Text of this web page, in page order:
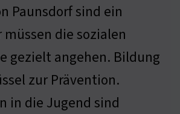
Paunsdorf sind ein
müssen die sozialen
gezielt angehen. Bildung
zur Prävention.
in die Jugend sind